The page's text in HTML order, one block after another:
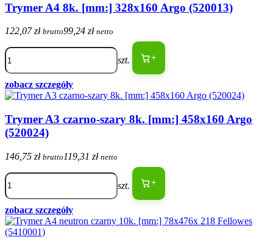
Trymer A4 8k. [mm:] 328x160 Argo (520013)
122,07 zł brutto99,24 zł netto
szt. +
zobacz szczegóły
Trymer A3 czarno-szary 8k. [mm:] 458x160 Argo
(520024)
146,75 zł brutto 119,31 zł netto
szt. +
zobacz szczegóły